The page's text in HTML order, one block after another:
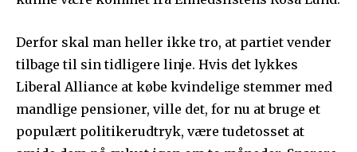
Derfor skal man heller ikke tro, at partiet vender
tilbage til sin tidligere linje. Hvis det lykkes
Liberal Alliance at købe kvindelige stemmer med
mandlige pensioner, ville det, for nu at bruge et
populært politikerudtryk, være tudetosset at